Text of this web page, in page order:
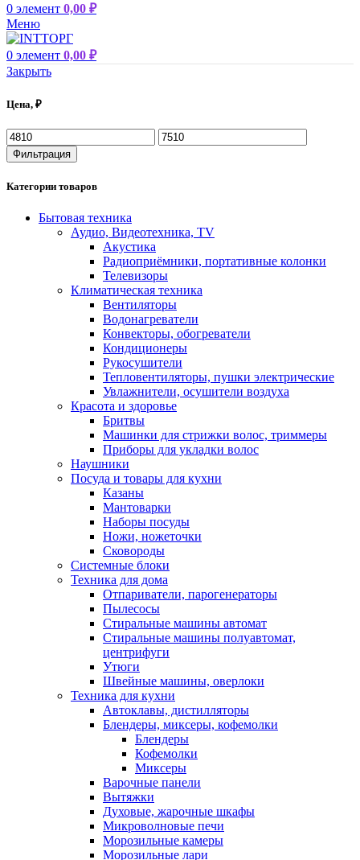
0 элемент 0,00 ₽
Меню
0 элемент 0,00 ₽
Закрыть
Цена, ₽
Фильтрация
Категории товаров
Бытовая техника
Аудио, Видеотехника, TV
Акустика
Радиоприёмники, портативные колонки
Телевизоры
Климатическая техника
Вентиляторы
Водонагреватели
Конвекторы, обогреватели
Кондиционеры
Рукосушители
Тепловентиляторы, пушки электрические
Увлажнители, осушители воздуха
Красота и здоровье
Бритвы
Машинки для стрижки волос, триммеры
Приборы для укладки волос
Наушники
Посуда и товары для кухни
Казаны
Мантоварки
Наборы посуды
Ножи, ножеточки
Сковороды
Системные блоки
Техника для дома
Отпариватели, парогенераторы
Пылесосы
Стиральные машины автомат
Стиральные машины полуавтомат,
центрифуги
Утюги
Швейные машины, оверлоки
Техника для кухни
Автоклавы, дистилляторы
Блендеры, миксеры, кофемолки
Блендеры
Кофемолки
Миксеры
Варочные панели
Вытяжки
Духовые, жарочные шкафы
Микроволновые печи
Морозильные камеры
Морозильные лари